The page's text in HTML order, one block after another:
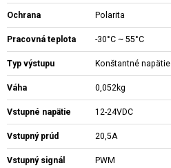
Ochrana Polarita
Pracovná teplota -30°C ~ 55°C
Typ výstupu Konštantné napätie
Váha 0,052kg
Vstupné napätie 12-24VDC
Vstupný prúd 20,5A
Vstupný signál PWM